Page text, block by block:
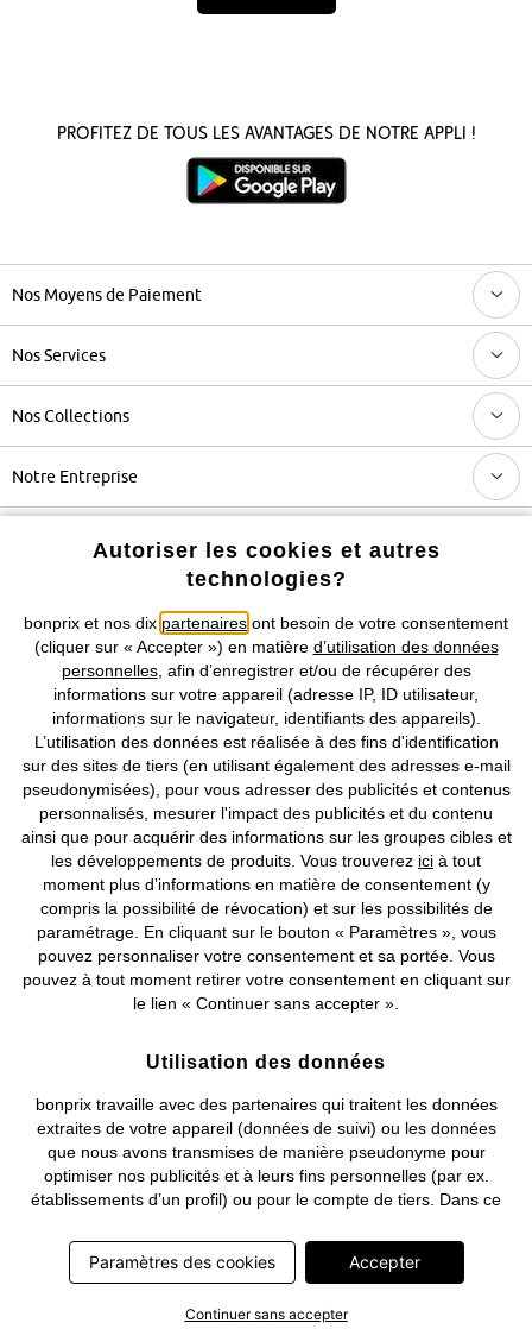
Profitez de tous les avantages de notre appli !
Nos Moyens de Paiement
Nos Services
Nos Collections
Notre Entreprise
Retrouvez bonprix sur
Prix indiqués TVA comprise avec en susfrais de port & de service
CGV Données personnelles Paramètres des cookies
Mentions légales Résilier le contrat
© 2026 bonprix.Tous droits réservés.
Deutsch Français
Autoriser les cookies et autres
technologies?
bonprix et nos dix partenaires ont besoin de votre consentement
(cliquer sur « Accepter ») en matière d’utilisation des données
personnelles, afin d’enregistrer et/ou de récupérer des
informations sur votre appareil (adresse IP, ID utilisateur,
informations sur le navigateur, identifiants des appareils).
L’utilisation des données est réalisée à des fins d'identification
sur des sites de tiers (en utilisant également des adresses e-mail
pseudonymisées), pour vous adresser des publicités et contenus
personnalisés, mesurer l'impact des publicités et du contenu
ainsi que pour acquérir des informations sur les groupes cibles et
les développements de produits. Vous trouverez ici à tout
moment plus d’informations en matière de consentement (y
compris la possibilité de révocation) et sur les possibilités de
paramétrage. En cliquant sur le bouton « Paramètres », vous
pouvez personnaliser votre consentement et sa portée. Vous
pouvez à tout moment retirer votre consentement en cliquant sur
le lien « Continuer sans accepter ».
Utilisation des données
bonprix travaille avec des partenaires qui traitent les données
extraites de votre appareil (données de suivi) ou les données
que nous avons transmises de manière pseudonyme pour
optimiser nos publicités et à leurs fins personnelles (par ex.
établissements d’un profil) ou pour le compte de tiers. Dans ce
transmission de vos données pseudonymisées mais également
le traitement ultérieur de ces données par ce prestataire
collectées ou vos données pseudonymisées seront alors
Paramètres des cookies Accepter
Continuer sans accepter